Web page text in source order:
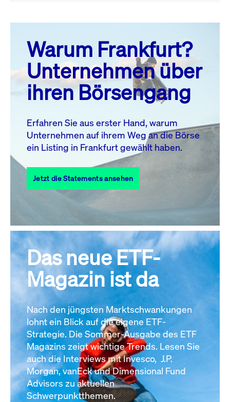
August 26
MO. DI. MI. DO. FR. SA. SO.
1
2
3
4 5 6 7 8
10 11 13 14
17
18 19 20 21 22
23
27 28
31
Alle Events
Warum Frankfurt?
Unternehmen über
ihren Börsengang
Erfahren Sie aus erster Hand, warum
Unternehmen auf ihrem Weg an die Börse
ein Listing in Frankfurt gewählt haben.
Jetzt die Statements ansehen
Das neue ETF-
Magazin ist da
Nach den jüngsten Marktschwankungen
lohnt ein Blick auf die eigene ETF-
Strategie. Die Sommer-Ausgabe des ETF
Magazins zeigt wichtige Trends. Lesen Sie
auch die Interviews mit Invesco, J.P.
Morgan, vanEck und Dimensional Fund
Advisors zu aktuellen
Schwerpunktthemen.